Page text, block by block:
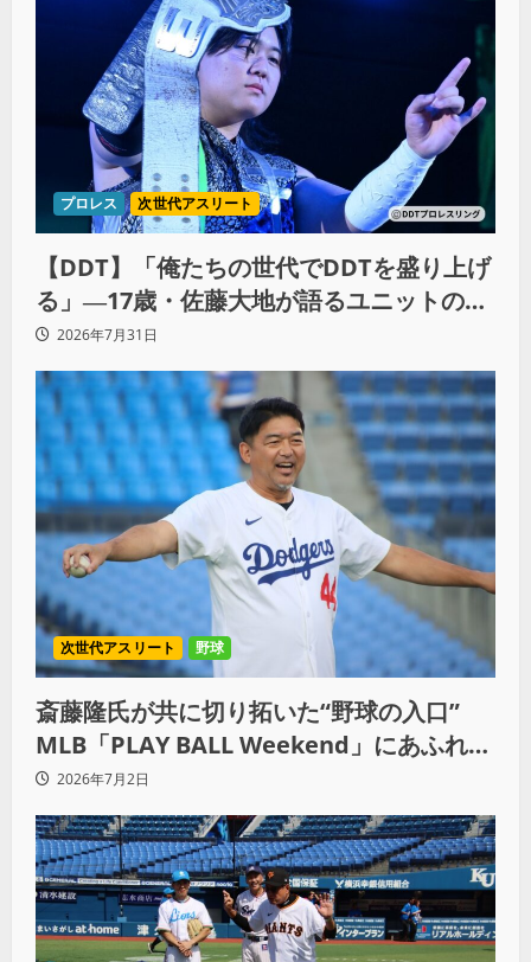
プロレス 次世代アスリート
【DDT】「俺たちの世代でDDTを盛り上げ
る」―17歳・佐藤大地が語るユニットの絆
とシングル王座への飽くなき野望
2026年7月31日
次世代アスリート 野球
斎藤隆氏が共に切り拓いた“野球の入口”
MLB「PLAY BALL Weekend」にあふれた
子どもたちの笑顔
2026年7月2日